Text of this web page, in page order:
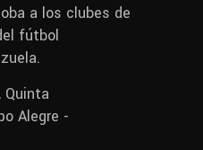
a los clubes de
fútbol
Quinta
Alegre -